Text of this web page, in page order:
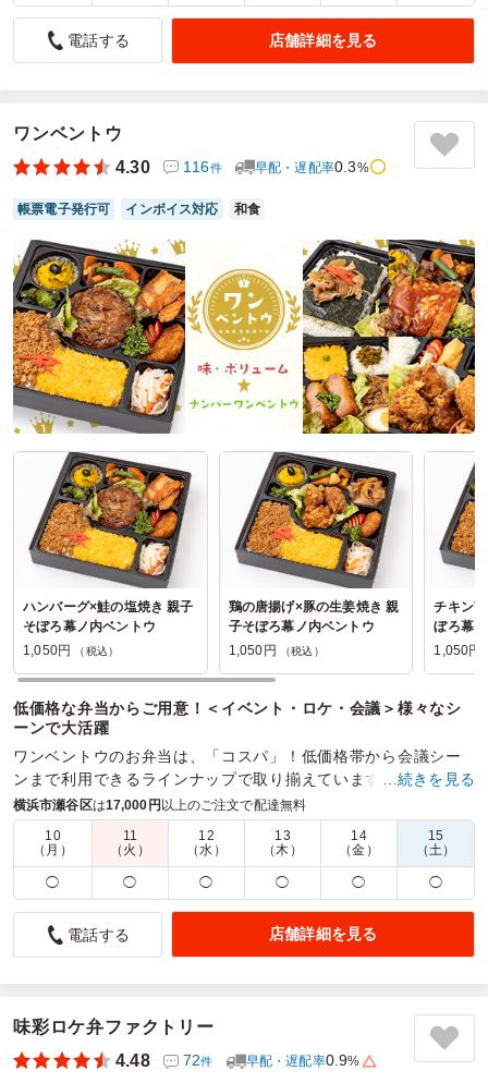
メインのお肉も副菜もとっても美味しかったです。
5.0 ビーアシスト株式会社
た。
ご利用シーン：
神奈川県横浜市瀬谷区北町2021/12/25
電話する 店舗詳細を見る
ワンベントウ
4.30
116件 早配・遅配率0.3%
帳票電子発行可 インボイス対応 和食
ハンバーグ×鮭の塩焼き 親子
そぼろ幕ノ内ベントウ
1,050円
（税込）
鶏の唐揚げ×豚の生姜焼き 親
子そぼろ幕ノ内ベントウ
1,050円
（税込）
チキン
ぼろ幕
1,050円
低価格な弁当からご用意！＜イベント・ロケ・会議＞様々なシ
ーンで大活躍
ワンベントウのお弁当は、「コスパ」！低価格帯から会議シー
ンまで利用できるラインナップで取り揃えています。満足度の
高さでお弁当界のNo.1を目指しています。
商品数： 締切日時： 1日前17:00 価格帯：
740円～1,250円
配達時間：
9:30～18:00
急なロケ！直前まで注文を受け付けていて助かりました！
4.0
焦ってお弁当の手配をしていた所ここのお弁当は、納品日1
日前 16:59まで受付をしていて大変助かりました!
神奈川方面への配送だったので、他のお弁当も候補としてあ
…続きを見る
横浜市瀬谷区は17,000円 以上のご注文で配達無料
10
（月）
11
（火）
12
（水）
13
（木）
14
（金）
15
（土）
◯ ◯ ◯ ◯ ◯ ◯
電話する 店舗詳細を見る
味彩ロケ弁ファクトリー
4.48
72件 早配・遅配率0.9%